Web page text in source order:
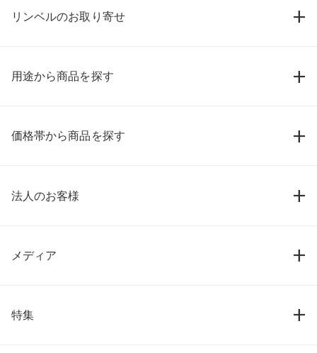
リンベルのお取り寄せ
用途から商品を探す
価格帯から商品を探す
法人のお客様
メディア
特集